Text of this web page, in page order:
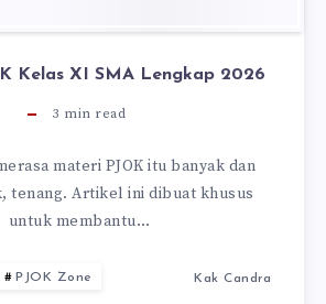
Kelas XI SMA Lengkap 2026
3 min read
materi PJOK itu banyak dan
tenang. Artikel ini dibuat khusus
untuk membantu…
PJOK Zone Kak Candra